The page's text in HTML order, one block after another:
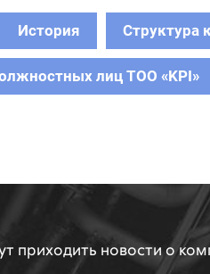
История Структура
лиц ТОО «KPI»
приходить новости о